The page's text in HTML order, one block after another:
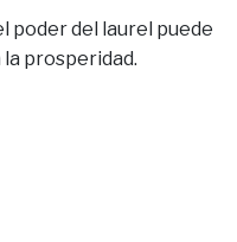
poder del laurel puede
prosperidad.